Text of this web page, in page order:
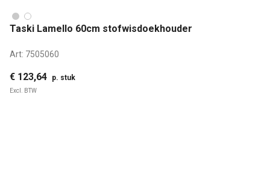
Taski Lamello 60cm stofwisdoekhouder
Art: 7505060
€ 123,64 p. stuk
Excl. BTW